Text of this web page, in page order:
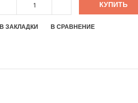
КУПИТЬ
В ЗАКЛАДКИ В СРАВНЕНИЕ